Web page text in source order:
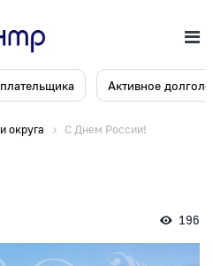
Активное
округа С Днем России!
196